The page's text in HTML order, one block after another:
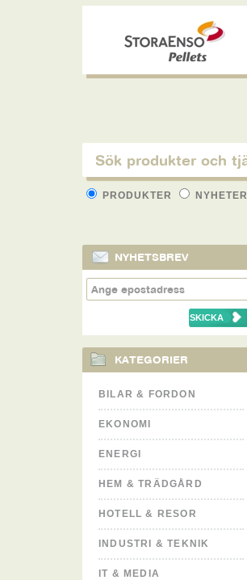
PRODUKTER NYHETER
NYHETSBREV
KATEGORIER
BILAR & FORDON
EKONOMI
ENERGI
HEM & TRÄDGÅRD
HOTELL & RESOR
INDUSTRI & TEKNIK
IT & MEDIA